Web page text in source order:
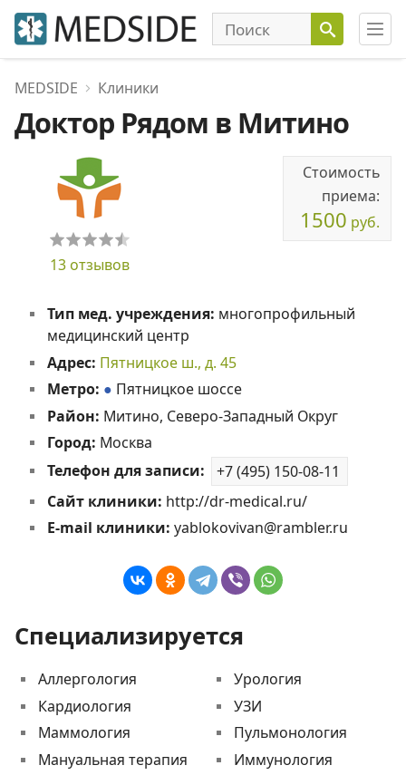
MEDSIDE Клиники
Доктор Рядом в Митино
Стоимость
приема:
1500 руб.
13 отзывов
Тип мед. учреждения: многопрофильный
медицинский центр
Адрес: Пятницкое ш., д. 45
Метро: ● Пятницкое шоссе
Район: Митино, Северо-Западный Округ
Город: Москва
Телефон для записи:
+7 (495) 150-08-11
Сайт клиники: http://dr-medical.ru/
E-mail клиники: yablokovivan@rambler.ru
Специализируется
Аллергология
Кардиология
Маммология
Мануальная терапия
Урология
УЗИ
Пульмонология
Иммунология